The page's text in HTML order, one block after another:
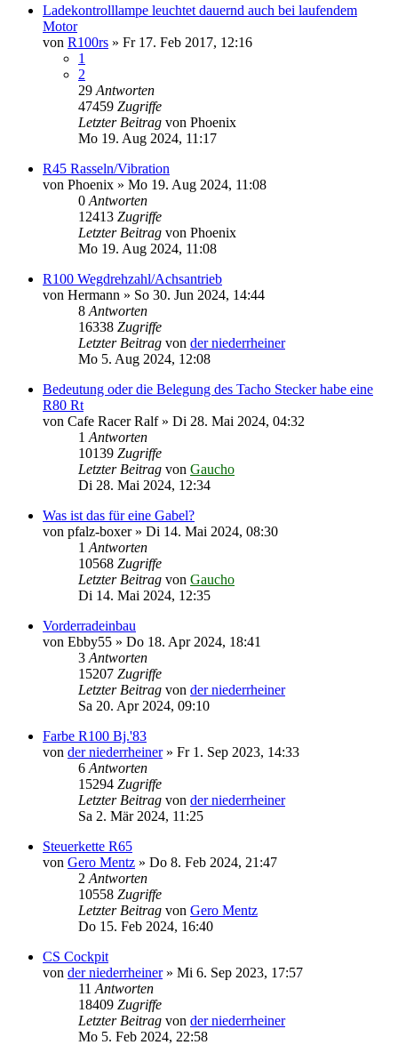
Ladekontrolllampe leuchtet dauernd auch bei laufendem
Motor
von R100rs » Fr 17. Feb 2017, 12:16
1
2
29 Antworten
47459 Zugriffe
Letzter Beitrag von Phoenix
Mo 19. Aug 2024, 11:17
R45 Rasseln/Vibration
von Phoenix » Mo 19. Aug 2024, 11:08
0 Antworten
12413 Zugriffe
Letzter Beitrag von Phoenix
Mo 19. Aug 2024, 11:08
R100 Wegdrehzahl/Achsantrieb
von Hermann » So 30. Jun 2024, 14:44
8 Antworten
16338 Zugriffe
Letzter Beitrag von der niederrheiner
Mo 5. Aug 2024, 12:08
Bedeutung oder die Belegung des Tacho Stecker habe eine
R80 Rt
von Cafe Racer Ralf» Di 28. Mai 2024, 04:32
1 Antworten
10139 Zugriffe
Letzter Beitrag von Gaucho
Di 28. Mai 2024, 12:34
Was ist das für eine Gabel?
von pfalz-boxer» Di 14. Mai 2024, 08:30
1 Antworten
10568 Zugriffe
Letzter Beitrag von Gaucho
Di 14. Mai 2024, 12:35
Vorderradeinbau
von Ebby55 » Do 18. Apr 2024, 18:41
3 Antworten
15207 Zugriffe
Letzter Beitrag von der niederrheiner
Sa 20. Apr 2024, 09:10
Farbe R100 Bj.'83
von der niederrheiner» Fr 1. Sep 2023, 14:33
6 Antworten
15294 Zugriffe
Letzter Beitrag von der niederrheiner
Sa 2. Mär 2024, 11:25
Steuerkette R65
von Gero Mentz » Do 8. Feb 2024, 21:47
2 Antworten
10558 Zugriffe
Letzter Beitrag von Gero Mentz
Do 15. Feb 2024, 16:40
CS Cockpit
von der niederrheiner» Mi 6. Sep 2023, 17:57
11 Antworten
18409 Zugriffe
Letzter Beitrag von der niederrheiner
Mo 5. Feb 2024, 22:58